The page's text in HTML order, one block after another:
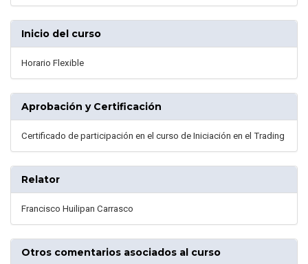
Inicio del curso
Horario Flexible
Aprobación y Certificación
Certificado de participación en el curso de Iniciación en el Trading
Relator
Francisco Huilipan Carrasco
Otros comentarios asociados al curso